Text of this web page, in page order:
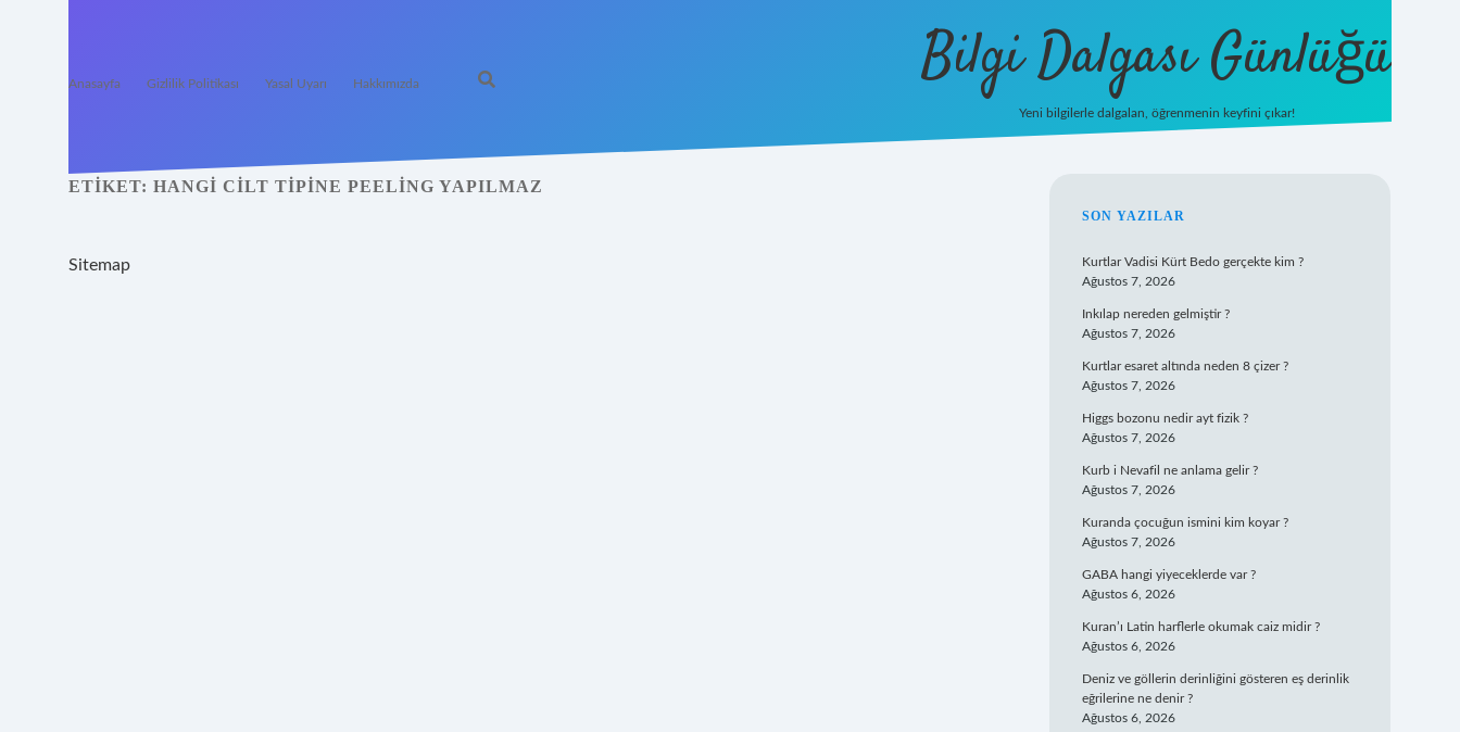
Anasayfa Gizlilik Politikası Yasal Uyarı Hakkımızda Bilgi Dalgası Günlüğü
Yeni bilgilerle dalgalan, öğrenmenin keyfini çıkar!
ETIKET: HANGI CILT TIPINE PEELING YAPILMAZ
Sitemap
SIDEBAR
SON YAZILAR
Kurtlar Vadisi Kürt Bedo gerçekte kim ?
Ağustos 7, 2026
Inkılap nereden gelmiştir ?
Ağustos 7, 2026
Kurtlar esaret altında neden 8 çizer ?
Ağustos 7, 2026
Higgs bozonu nedir ayt fizik ?
Ağustos 7, 2026
Kurb i Nevafil ne anlama gelir ?
Ağustos 7, 2026
Kuranda çocuğun ismini kim koyar ?
Ağustos 7, 2026
GABA hangi yiyeceklerde var ?
Ağustos 6, 2026
Kuran’ı Latin harflerle okumak caiz midir ?
Ağustos 6, 2026
Deniz ve göllerin derinliğini gösteren eş derinlik
eğrilerine ne denir ?
Ağustos 6, 2026